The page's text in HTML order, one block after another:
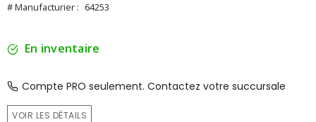
# Manufacturier : 64253
En inventaire
Compte PRO seulement. Contactez votre succursale
VOIR LES DÉTAILS